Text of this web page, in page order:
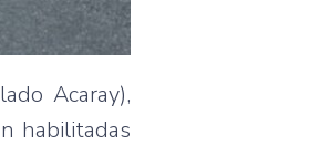
Acaray),
habilitadas